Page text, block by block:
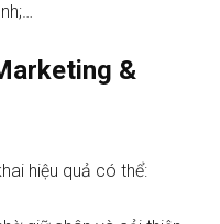
&
hiệu quả có thể: